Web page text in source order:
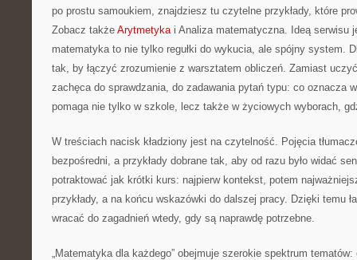
po prostu samoukiem, znajdziesz tu czytelne przykłady, które
Zobacz także Arytmetykai Analiza matematyczna. Ideą serwisu
matematyka to nie tylko regułki do wykucia, ale spójny system.
tak, by łączyć zrozumienie z warsztatem obliczeń. Zamiast
zachęca do sprawdzania, do zadawania pytań typu: co oznacza
pomaga nie tylko w szkole, lecz także w życiowych wyborach,
W treściach nacisk kładziony jest na czytelność. Pojęcia
bezpośredni, a przykłady dobrane tak, aby od razu było widać
potraktować jak krótki kurs: najpierw kontekst, potem
przykłady, a na końcu wskazówki do dalszej pracy. Dzięki temu
wracać do zagadnień wtedy, gdy są naprawdę potrzebne.
„Matematyka dla każdego” obejmuje szerokie spektrum